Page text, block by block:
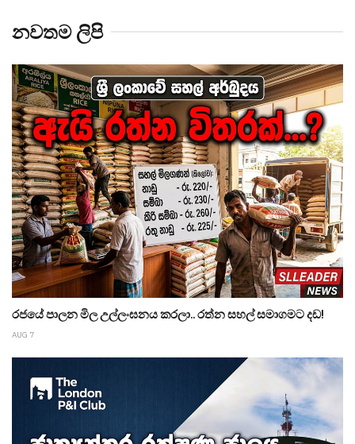
නවතම ලිපි
රජයේ පාලන මිල උල්ලංඝනය කරලා.. රත්න සහල් සමාගමට දඩ!
AUG 7